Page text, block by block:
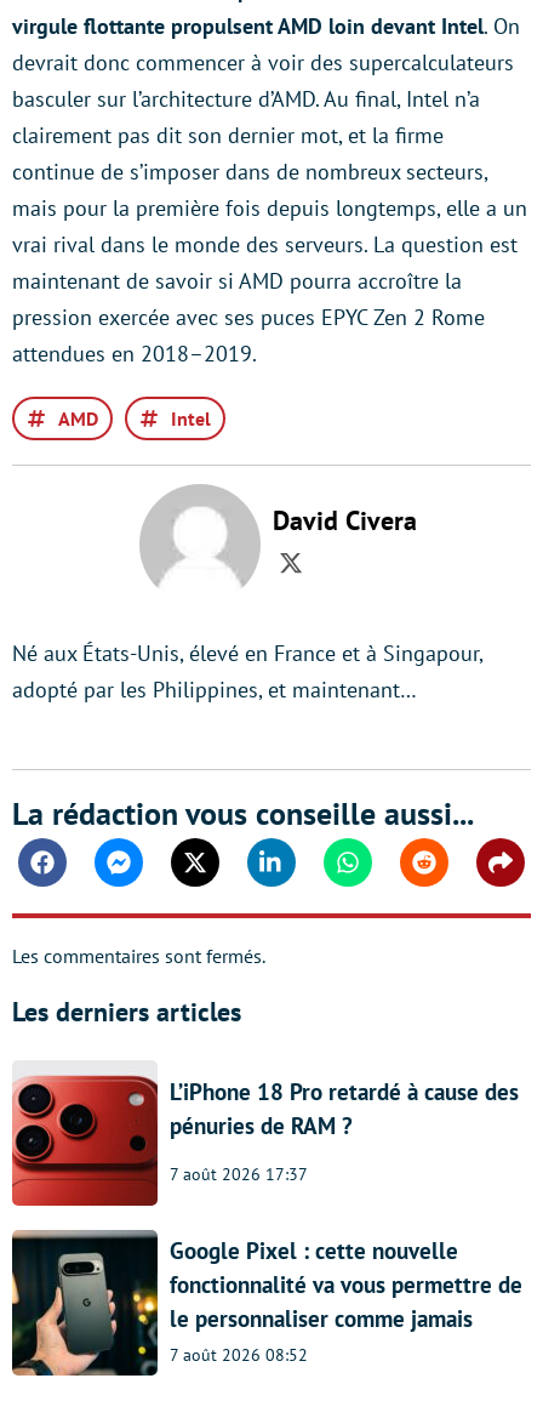
virgule flottante propulsent AMD loin devant Intel. On
devrait donc commencer à voir des supercalculateurs
basculer sur l’architecture d’AMD. Au final, Intel n’a
clairement pas dit son dernier mot, et la firme
continue de s’imposer dans de nombreux secteurs,
mais pour la première fois depuis longtemps, elle a un
vrai rival dans le monde des serveurs. La question est
maintenant de savoir si AMD pourra accroître la
pression exercée avec ses puces EPYC Zen 2 Rome
attendues en 2018–2019.
AMD Intel
David Civera
Twitter
Né aux États-Unis, élevé en France et à Singapour,
adopté par les Philippines, et maintenant…
La rédaction vous conseille aussi...
FacebookMessengerTwitter Linkedin WhatsappReddit
Les commentaires sont fermés.
Les derniers articles
L’iPhone 18 Pro retardé à cause des
pénuries de RAM ?
7 août 2026 17:37
Google Pixel : cette nouvelle
fonctionnalité va vous permettre de
le personnaliser comme jamais
7 août 2026 08:52